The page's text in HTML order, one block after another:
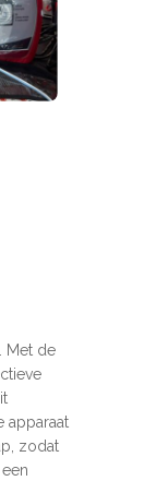
Met de
apparaat
zodat